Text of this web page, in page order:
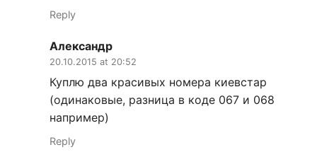
Reply
Александр
20.10.2015 at 20:52
Куплю два красивых номера киевстар
(одинаковые, разница в коде 067 и 068
например)
Reply